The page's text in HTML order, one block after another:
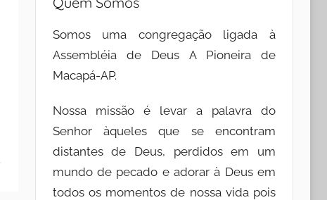
Somos uma congregação ligada à
Assembléia de Deus A Pioneira de
Macapá-AP.
Nossa missão é levar a palavra do
Senhor àqueles que se encontram
distantes de Deus, perdidos em um
mundo de pecado e adorar à Deus em
todos os momentos de nossa vida pois